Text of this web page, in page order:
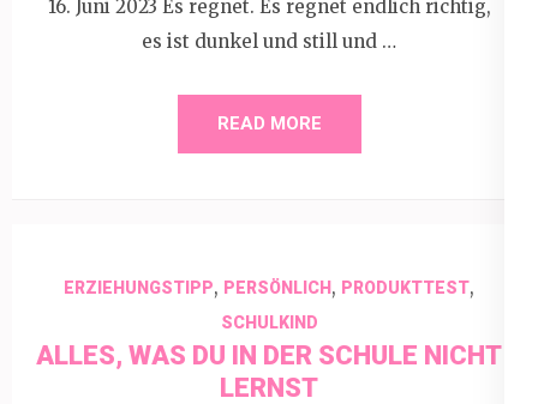
16. Juni 2023 Es regnet. Es regnet endlich richtig,
es ist dunkel und still und …
READ MORE
ERZIEHUNGSTIPP, PERSÖNLICH, PRODUKTTEST,
SCHULKIND
ALLES, WAS DU IN DER SCHULE NICHT
LERNST